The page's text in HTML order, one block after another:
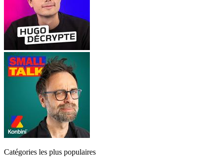
Catégories les plus populaires